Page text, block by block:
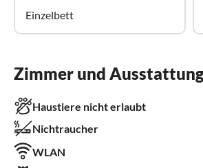
Einzelbett
Zimmer und
Haustiere nicht erlaubt
Nichtraucher
WLAN